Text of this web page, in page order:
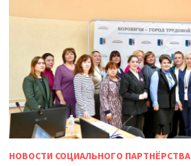
НОВОСТИ СОЦИАЛЬНОГО ПАРТНЁРСТВА